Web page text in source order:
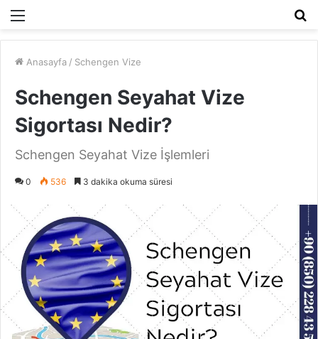
Anasayfa / Schengen Vize
Schengen Seyahat Vize
Sigortası Nedir?
Schengen Seyahat Vize İşlemleri
0 536 3 dakika okuma süresi